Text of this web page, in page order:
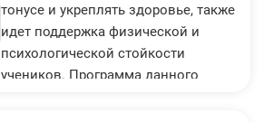
тонусе и укреплять здоровье, также
идет поддержка физической и
психологической стойкости
учеников. Программа данного